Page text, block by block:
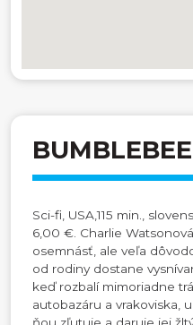
Sci-fi, USA,115 min.,
6,00 €. Charlie
osemnásť, ale veľa
od rodiny dostane
keď rozbalí mimoriadne
autobazáru a vrakoviska,
ňou zľutuje a daruje jej